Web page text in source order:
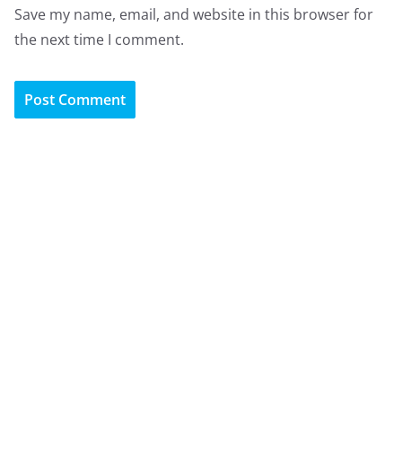
Save my name, email, and website in this browser for
the next time I comment.